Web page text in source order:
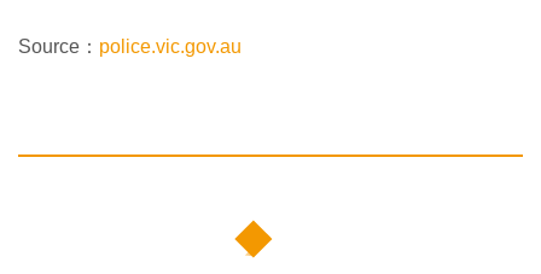
Source： police.vic.gov.au